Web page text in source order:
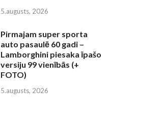
5.augusts, 2026
Pirmajam super sporta
auto pasaulē 60 gadi –
Lamborghini piesaka īpašo
versiju 99 vienībās (+
FOTO)
5.augusts, 2026